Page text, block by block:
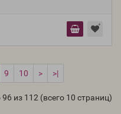
9 10 > >|
из 112 (всего 10 страниц)